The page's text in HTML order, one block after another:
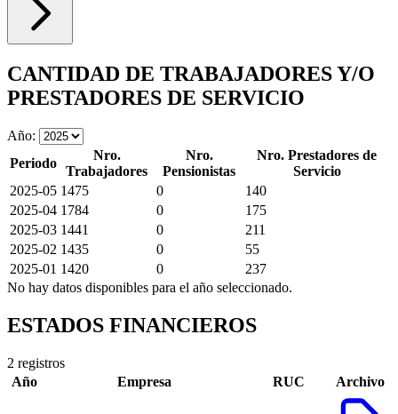
CANTIDAD DE TRABAJADORES Y/O
PRESTADORES DE SERVICIO
Año:
Periodo
Nro.
Trabajadores
Nro.
Pensionistas
Nro. Prestadores de
Servicio
2025-05 1475 0
140
2025-04 1784 0
175
2025-03 1441 0
211
2025-02 1435 0
55
2025-01 1420 0
237
No hay datos disponibles para el año seleccionado.
ESTADOS FINANCIEROS
2 registros
Año
Empresa RUC Archivo